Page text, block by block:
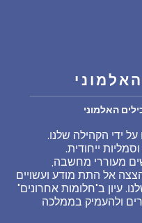
ידי הקהילה שלנו.
ייחודית.
מעוררי מחשבה,
אל התת מודע ועשויים
עיון ב"חלומות אחרונים"
ולהעמיק בממלכה